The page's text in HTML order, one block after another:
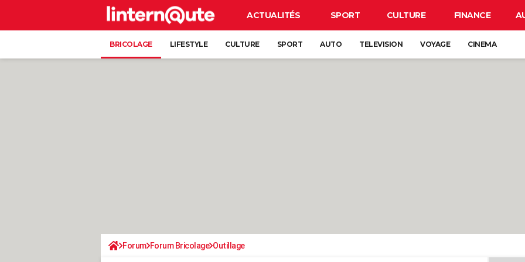
ACTUALITÉS SPORT CULTURE FINANCE
BRICOLAGE LIFESTYLE CULTURE SPORT AUTO TELEVISION VOYAGE CINEMA
Forum Forum Bricolage Outillage